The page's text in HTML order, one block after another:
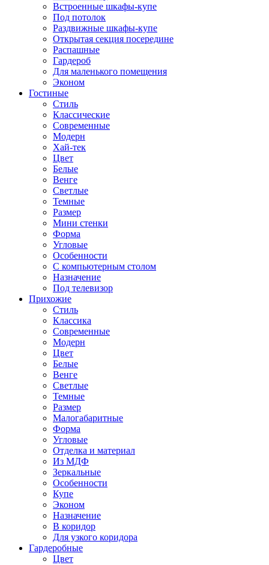
Встроенные шкафы-купе
Под потолок
Раздвижные шкафы-купе
Открытая секция посередине
Распашные
Гардероб
Для маленького помещения
Эконом
Гостиные
Стиль
Классические
Современные
Модерн
Хай-тек
Цвет
Белые
Венге
Светлые
Темные
Размер
Мини стенки
Форма
Угловые
Особенности
С компьютерным столом
Назначение
Под телевизор
Прихожие
Стиль
Классика
Современные
Модерн
Цвет
Белые
Венге
Светлые
Темные
Размер
Малогабаритные
Форма
Угловые
Отделка и материал
Из МДФ
Зеркальные
Особенности
Купе
Эконом
Назначение
В коридор
Для узкого коридора
Гардеробные
Цвет